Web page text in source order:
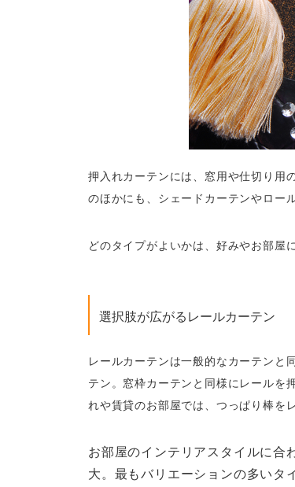
押入れカーテンには、窓用や仕切り用
のほかにも、シェードカーテンやロー
どのタイプがよいかは、好みやお部屋
選択肢が広がるレールカーテン
レールカーテンは一般的なカーテンと
テン。窓枠カーテンと同様にレールを
れや賃貸のお部屋では、つっぱり棒を
お部屋のインテリアスタイルに合
大。最もバリエーションの多いタ